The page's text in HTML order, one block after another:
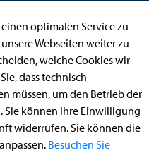
optimalen Service zu
Webseiten weiter zu
welche Cookies wir
dass technisch
müssen, um den Betrieb der
Sie können Ihre Einwilligung
widerrufen. Sie können die
Besuchen Sie